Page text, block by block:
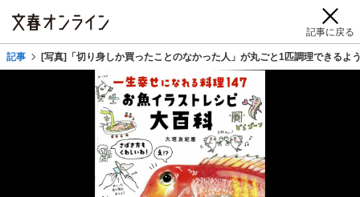
記事に戻る
記事 [写真]「切り身しか買ったことのなかった人」が丸ごと1匹調理できる